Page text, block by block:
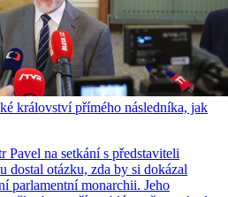
království přímého následníka, jak
na setkání s představiteli
dostal otázku, zda by si dokázal
parlamentní monarchii. Jeho